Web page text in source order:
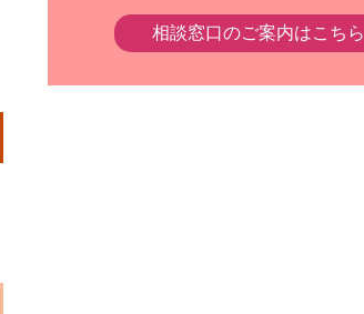
相談窓口のご案内はこちら